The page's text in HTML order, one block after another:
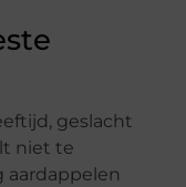
geslacht
niet te
aardappelen